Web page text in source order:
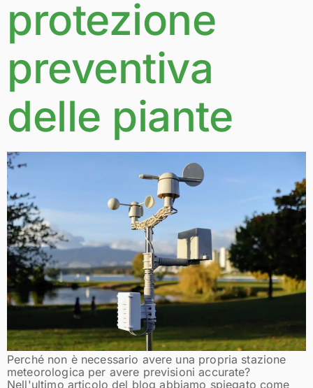
protezione
preventiva
delle piante
Perché non è necessario avere una propria stazione
meteorologica per avere previsioni accurate?
Nell'ultimo articolo del blog abbiamo spiegato come